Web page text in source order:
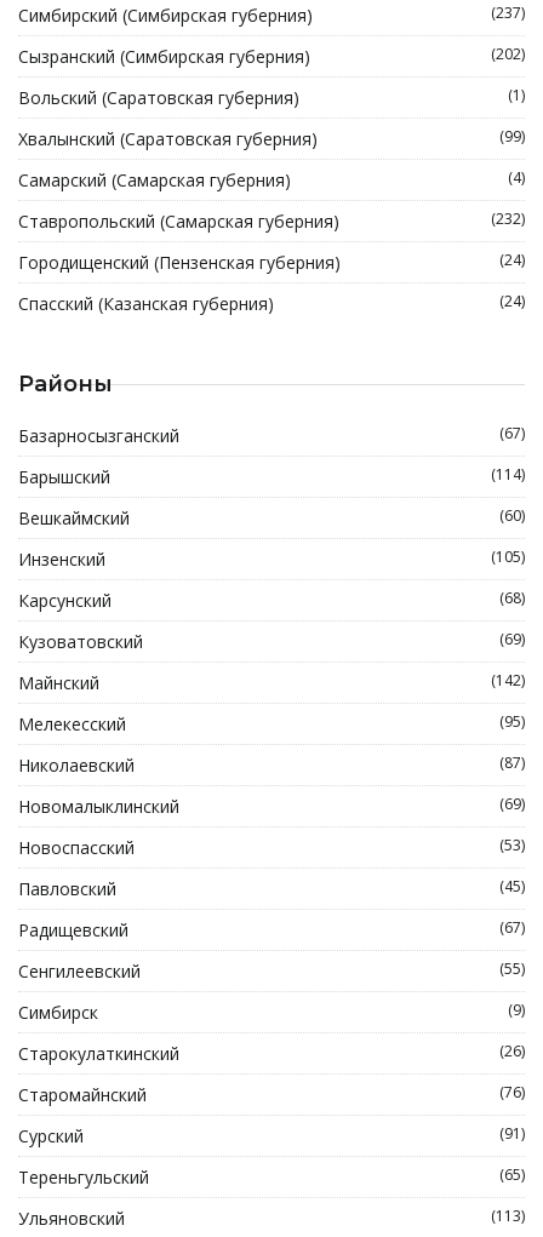
Симбирский (Симбирская губерния) (237)
Сызранский (Симбирская губерния) (202)
Вольский (Саратовская губерния) (1)
Хвалынский (Саратовская губерния) (99)
Самарский (Самарская губерния) (4)
Ставропольский (Самарская губерния) (232)
Городищенский (Пензенская губерния) (24)
Спасский (Казанская губерния) (24)
Районы
Базарносызганский (67)
Барышский (114)
Вешкаймский (60)
Инзенский (105)
Карсунский (68)
Кузоватовский (69)
Майнский (142)
Мелекесский (95)
Николаевский (87)
Новомалыклинский (69)
Новоспасский (53)
Павловский (45)
Радищевский (67)
Сенгилеевский (55)
Симбирск (9)
Старокулаткинский (26)
Старомайнский (76)
Сурский (91)
Тереньгульский (65)
Ульяновский (113)